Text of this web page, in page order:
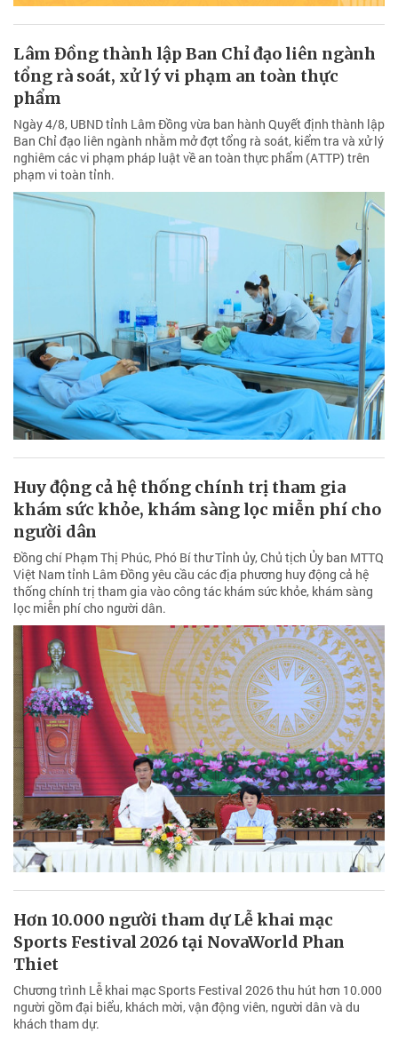
Lâm Đồng thành lập Ban Chỉ đạo liên ngành
tổng rà soát, xử lý vi phạm an toàn thực
phẩm
Ngày 4/8, UBND tỉnh Lâm Đồng vừa ban hành Quyết định thành lập
Ban Chỉ đạo liên ngành nhằm mở đợt tổng rà soát, kiểm tra và xử lý
nghiêm các vi phạm pháp luật về an toàn thực phẩm (ATTP) trên
phạm vi toàn tỉnh.
Huy động cả hệ thống chính trị tham gia
khám sức khỏe, khám sàng lọc miễn phí cho
người dân
Đồng chí Phạm Thị Phúc, Phó Bí thư Tỉnh ủy, Chủ tịch Ủy ban MTTQ
Việt Nam tỉnh Lâm Đồng yêu cầu các địa phương huy động cả hệ
thống chính trị tham gia vào công tác khám sức khỏe, khám sàng
lọc miễn phí cho người dân.
Hơn 10.000 người tham dự Lễ khai mạc
Sports Festival 2026 tại NovaWorld Phan
Thiet
Chương trình Lễ khai mạc Sports Festival 2026 thu hút hơn 10.000
người gồm đại biểu, khách mời, vận động viên, người dân và du
khách tham dự.